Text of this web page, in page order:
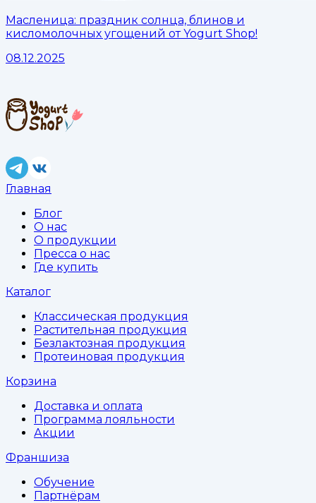
Масленица: праздник солнца, блинов и
кисломолочных угощений от Yogurt Shop!
08.12.2025
Главная
Блог
О нас
О продукции
Пресса о нас
Где купить
Каталог
Классическая продукция
Растительная продукция
Безлактозная продукция
Протеиновая продукция
Корзина
Доставка и оплата
Программа лояльности
Акции
Франшиза
Обучение
Партнёрам